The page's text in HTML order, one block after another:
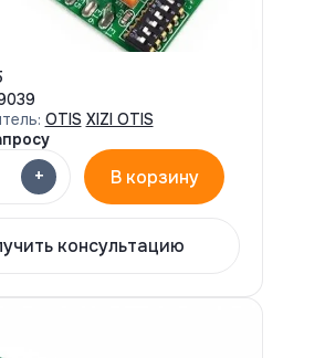
OTIS XIZI OTIS
+ В корзину
консультацию